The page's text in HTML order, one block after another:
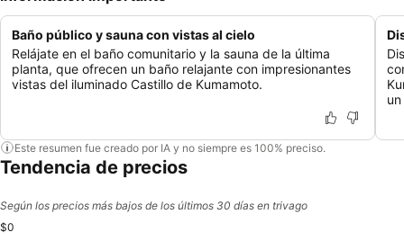
Baño público y sauna con vistas al cielo
Relájate en el baño comunitario y la sauna de la última
planta, que ofrecen un baño relajante con impresionantes
vistas del iluminado Castillo de Kumamoto.
Este resumen fue creado por IA y no siempre es 100% preciso.
Tendencia de precios
Según los precios más bajos de los últimos 30 días en trivago
$0